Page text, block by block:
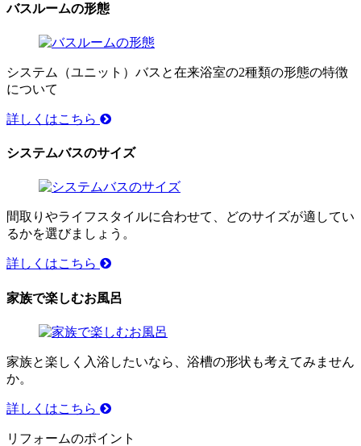
バスルームの形態
システム（ユニット）バスと在来浴室の2種類の形態の特徴
について
詳しくはこちら
システムバスのサイズ
間取りやライフスタイルに合わせて、どのサイズが適してい
るかを選びましょう。
詳しくはこちら
家族で楽しむお風呂
家族と楽しく入浴したいなら、浴槽の形状も考えてみません
か。
詳しくはこちら
リフォームのポイント